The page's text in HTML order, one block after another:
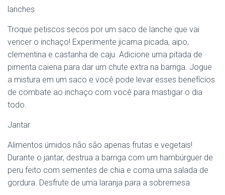
lanches
Troque petiscos secos por um saco de lanche que vai
vencer o inchaço! Experimente jicama picada, aipo,
clementina e castanha de caju. Adicione uma pitada de
pimenta caiena para dar um chute extra na barriga. Jogue
a mistura em um saco e você pode levar esses benefícios
de combate ao inchaço com você para mastigar o dia
todo.
Jantar
Alimentos úmidos não são apenas frutas e vegetais!
Durante o jantar, destrua a barriga com um hambúrguer de
peru feito com sementes de chia e coma uma salada de
gordura. Desfrute de uma laranja para a sobremesa.